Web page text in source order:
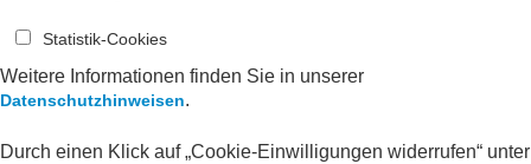
Statistik-Cookies
Weitere Informationen finden Sie in unserer
Datenschutzhinweisen.
Durch einen Klick auf „Cookie-Einwilligungen widerrufen“ unter